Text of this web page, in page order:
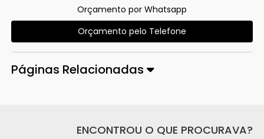
Orçamento por Whatsapp
Orçamento pelo Telefone
Páginas Relacionadas
ENCONTROU O QUE PROCURAVA?